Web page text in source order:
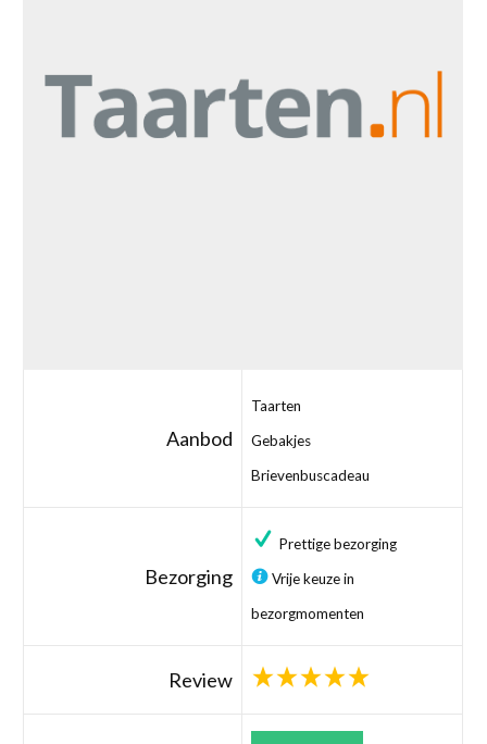
Aanbod
Taarten
Gebakjes
Brievenbuscadeau
Bezorging
Prettige bezorging
Vrije keuze in
bezorgmomenten
Review